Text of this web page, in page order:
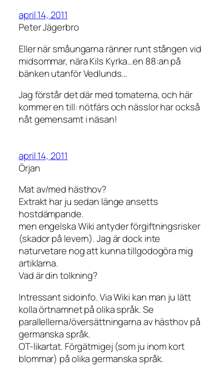
april 14, 2011
Peter Jägerbro
Eller när småungarna ränner runt stången vid
midsommar, nära Kils Kyrka…en 88:an på
bänken utanför Vedlunds…
Jag förstår det där med tomaterna, och här
kommer en till: nötfärs och nässlor har också
nåt gemensamt i näsan!
april 14, 2011
Örjan
Mat av/med hästhov?
Extrakt har ju sedan länge ansetts
hostdämpande.
men engelska Wiki antyder förgiftningsrisker
(skador på levern). Jag är dock inte
naturvetare nog att kunna tillgodogöra mig
artiklarna.
Vad är din tolkning?
Intressant sidoinfo. Via Wiki kan man ju lätt
kolla örtnamnet på olika språk. Se
parallellerna/översättningarna av hästhov på
germanska språk.
OT-likartat. Förgätmigej (som ju inom kort
blommar) på olika germanska språk.